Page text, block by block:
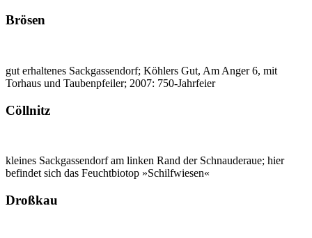
Brösen
gut erhaltenes Sackgassendorf; Köhlers Gut, Am Anger 6, mit
Torhaus und Taubenpfeiler; 2007: 750-Jahrfeier
Cöllnitz
kleines Sackgassendorf am linken Rand der Schnauderaue; hier
befindet sich das Feuchtbiotop »Schilfwiesen«
Droßkau